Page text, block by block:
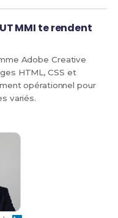
MMI te rendent
Adobe Creative
HTML, CSS et
opérationnel pour
variés.